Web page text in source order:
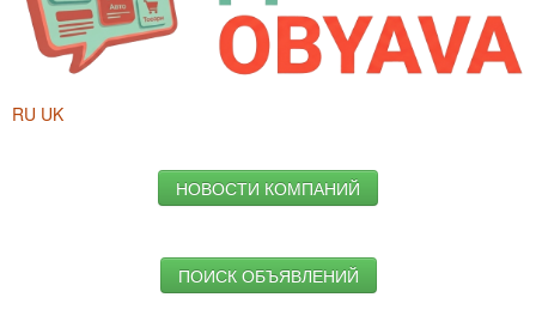
RU UK
НОВОСТИ КОМПАНИЙ
ПОИСК ОБЪЯВЛЕНИЙ